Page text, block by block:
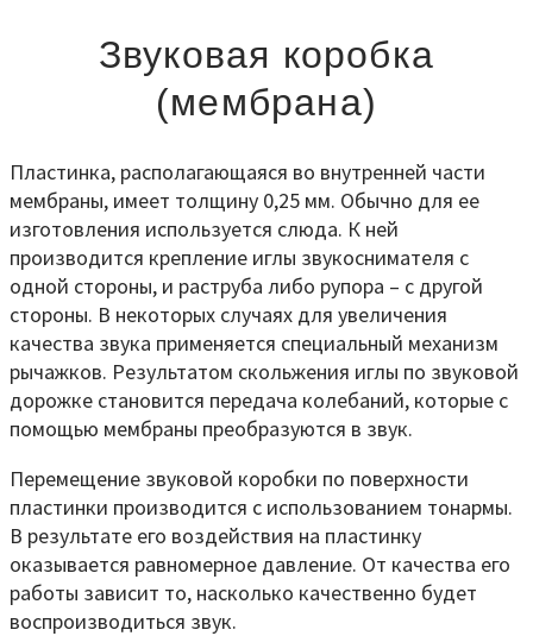
Звуковая коробка
(мембрана)
Пластинка, располагающаяся во внутренней части
мембраны, имеет толщину 0,25 мм. Обычно для ее
изготовления используется слюда. К ней
производится крепление иглы звукоснимателя с
одной стороны, и раструба либо рупора – с другой
стороны. В некоторых случаях для увеличения
качества звука применяется специальный механизм
рычажков. Результатом скольжения иглы по звуковой
дорожке становится передача колебаний, которые с
помощью мембраны преобразуются в звук.
Перемещение звуковой коробки по поверхности
пластинки производится с использованием тонармы.
В результате его воздействия на пластинку
оказывается равномерное давление. От качества его
работы зависит то, насколько качественно будет
воспроизводиться звук.